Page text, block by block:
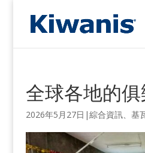
全球各地的
2026年5月27日 |綜合資訊、 基